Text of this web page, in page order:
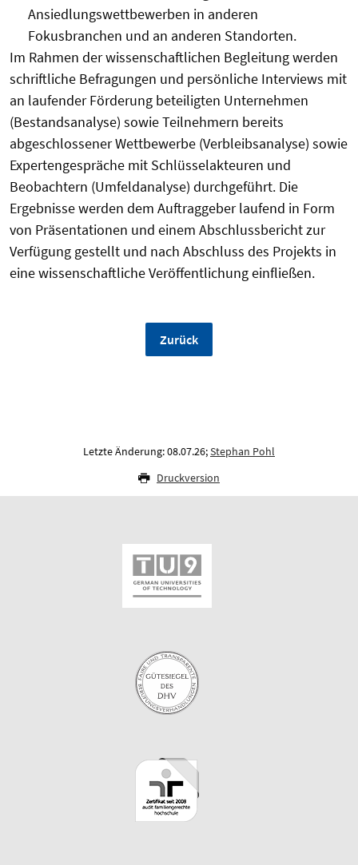
Ansiedlungswettbewerben in anderen
Fokusbranchen und an anderen Standorten.
Im Rahmen der wissenschaftlichen Begleitung werden
schriftliche Befragungen und persönliche Interviews mit
an laufender Förderung beteiligten Unternehmen
(Bestandsanalyse) sowie Teilnehmern bereits
abgeschlossener Wettbewerbe (Verbleibsanalyse) sowie
Expertengespräche mit Schlüsselakteuren und
Beobachtern (Umfeldanalyse) durchgeführt. Die
Ergebnisse werden dem Auftraggeber laufend in Form
von Präsentationen und einem Abschlussbericht zur
Verfügung gestellt und nach Abschluss des Projekts in
eine wissenschaftliche Veröffentlichung einfließen.
Zurück
Letzte Änderung: 08.07.26;Stephan Pohl
Druckversion